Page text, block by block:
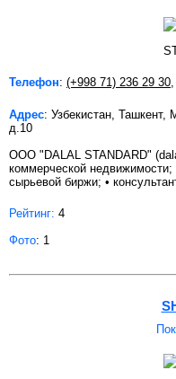
Телефон: (+998 71) 236 29 30
Адрес: Узбекистан, Ташкент,
д.10
ООО "DALAL STANDARD"
коммерческой недвижимости;
сырьевой биржи; •
Рейтинг: 4
Фото: 1